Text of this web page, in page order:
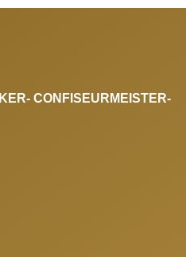
CONFISEURMEISTER-